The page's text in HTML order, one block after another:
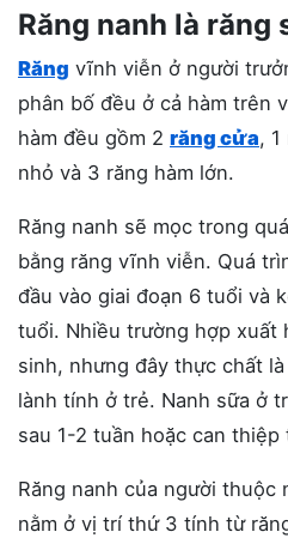
Răng nanh là răng
Răng vĩnh viễn ở người
phân bố đều ở cả hàm trên
hàm đều gồm 2 răng cửa, 1
nhỏ và 3 răng hàm lớn.
Răng nanh sẽ mọc trong
bằng răng vĩnh viễn. Quá
đầu vào giai đoạn 6 tuổi và
tuổi. Nhiều trường hợp xuất
sinh, nhưng đây thực chất
lành tính ở trẻ. Nanh sữa ở
sau 1-2 tuần hoặc can
Răng nanh của người thuộc
nằm ở vị trí thứ 3 tính từ